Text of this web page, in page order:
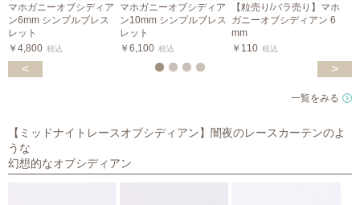
マホガニーオブシディア
ン6mm シンプルブレス
レット
￥4,800 税込
マホガニーオブシディア
ン10mm シンプルブレス
レット
￥6,100 税込
【粒売り/バラ売り】マホ
ガニーオブシディアン 6
mm
￥110 税込
< >
一覧をみる
【ミッドナイトレースオブシディアン】闇夜のレースカーテンのよ
うな
幻想的なオブシディアン